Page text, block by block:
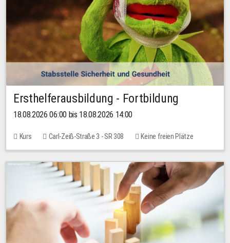
Ersthelferausbildung - Fortbildung
18.08.2026 06:00 bis 18.08.2026 14:00
Kurs Carl-Zeiß-Straße 3 - SR 308 Keine freien Plätze